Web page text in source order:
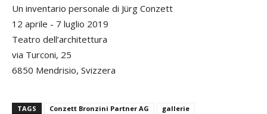
Un inventario personale di Jürg Conzett
12 aprile - 7 luglio 2019
Teatro dell’architettura
via Turconi, 25
6850 Mendrisio, Svizzera
TAGS Conzett Bronzini Partner AG
gallerie